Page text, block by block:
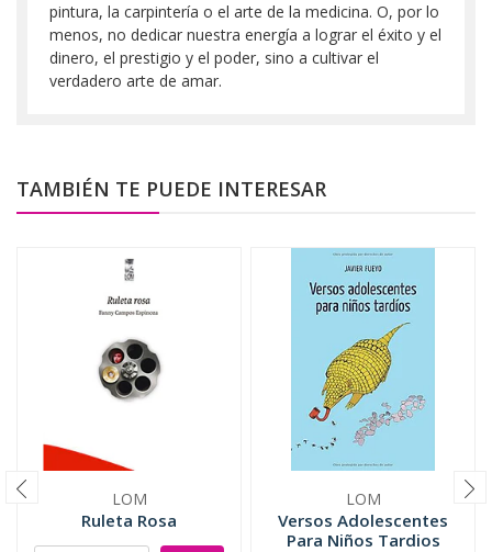
pintura, la carpintería o el arte de la medicina. O, por lo
menos, no dedicar nuestra energía a lograr el éxito y el
dinero, el prestigio y el poder, sino a cultivar el
verdadero arte de amar.
TAMBIÉN TE PUEDE INTERESAR
LOM
Ruleta Rosa
LOM
Versos Adolescentes
Para Niños Tardios